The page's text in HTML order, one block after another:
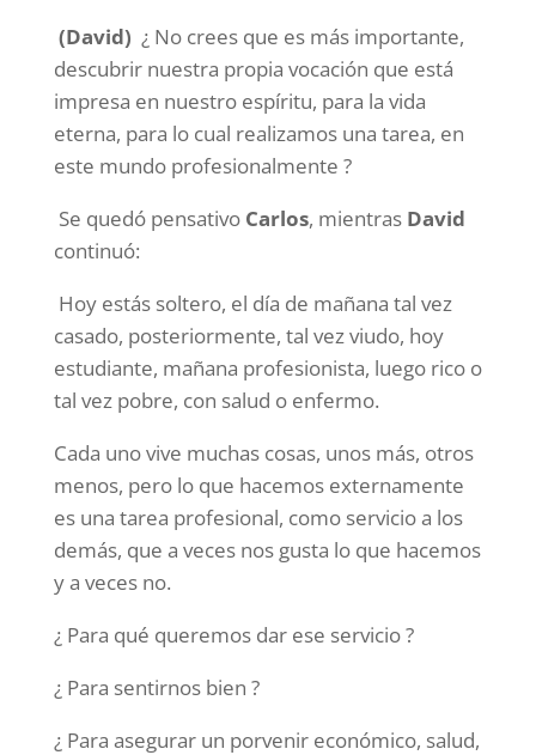
(David) ¿ No crees que es más importante,
descubrir nuestra propia vocación que está
impresa en nuestro espíritu, para la vida
eterna, para lo cual realizamos una tarea, en
este mundo profesionalmente ?
Se quedó pensativo Carlos, mientras David
continuó:
Hoy estás soltero, el día de mañana tal vez
casado, posteriormente, tal vez viudo, hoy
estudiante, mañana profesionista, luego rico o
tal vez pobre, con salud o enfermo.
Cada uno vive muchas cosas, unos más, otros
menos, pero lo que hacemos externamente
es una tarea profesional, como servicio a los
demás, que a veces nos gusta lo que hacemos
y a veces no.
¿ Para qué queremos dar ese servicio ?
¿ Para sentirnos bien ?
¿ Para asegurar un porvenir económico, salud,